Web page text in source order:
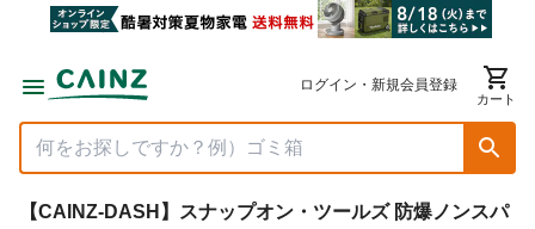
ログイン・新規会員登録
カート
【CAINZ-DASH】スナップオン・ツールズ 防爆ノンスパ